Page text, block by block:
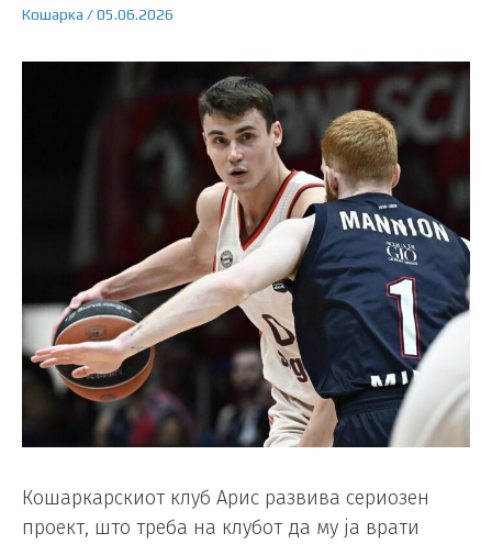
Кошарка /05.06.2026
Кошаркарскиот клуб Арис развива сериозен
проект, што треба на клубот да му ја врати